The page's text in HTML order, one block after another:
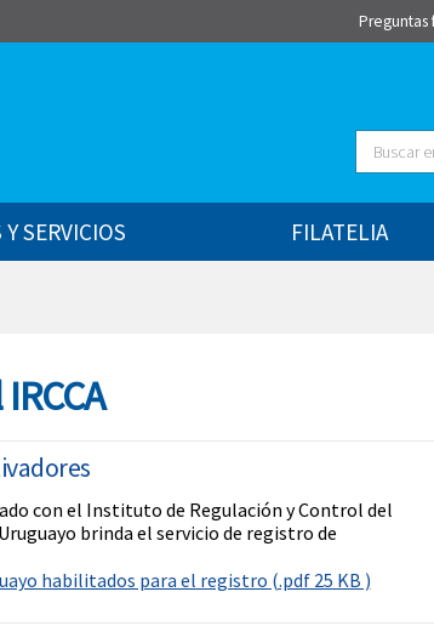
Preguntas
Buscar
SERVICIOS FILATELIA
con el Instituto de Regulación y Control del
brinda el servicio de registro de
habilitados para el registro (.pdf 25 KB )